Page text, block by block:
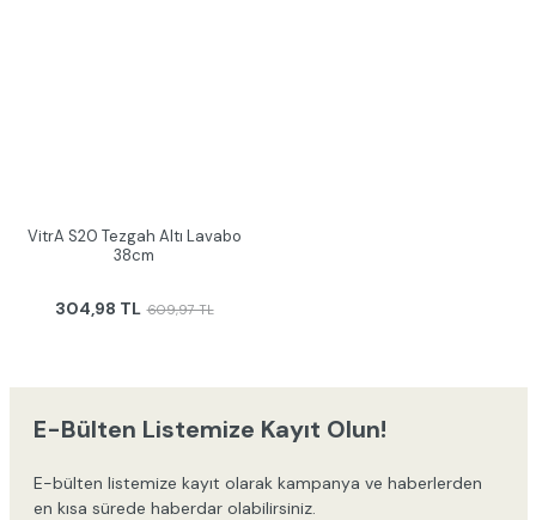
VitrA S20 Tezgah Altı Lavabo
38cm
304,98 TL 609,97 TL
E-Bülten Listemize Kayıt Olun!
E-bülten listemize kayıt olarak kampanya ve haberlerden
en kısa sürede haberdar olabilirsiniz.